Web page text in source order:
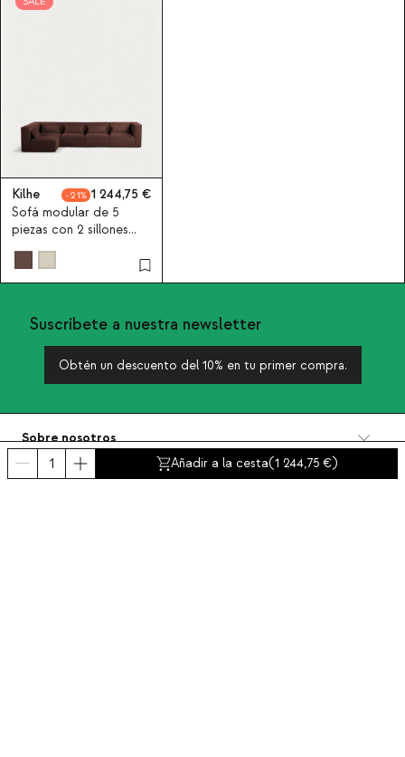
Añadir a la cesta(1 244,75 )
Kilhe 21
1 244,75
Sofá modular de 5
piezas con 2 sillones
esquineros de pana
Suscríbete a nuestra newsletter
Obtén un descuento del 10% en tu primer compra.
Sobre nosotros
Categorías
Contacto y ayuda